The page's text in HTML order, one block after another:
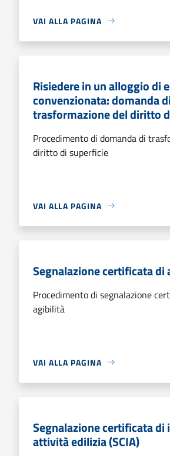
VAI ALLA PAGINA
Risiedere in un alloggio di
convenzionata: domanda di
trasformazione del diritto
Procedimento di domanda di
diritto di superficie
VAI ALLA PAGINA
Segnalazione certificata di
Procedimento di segnalazione
agibilità
VAI ALLA PAGINA
Segnalazione certificata di
attività edilizia (SCIA)